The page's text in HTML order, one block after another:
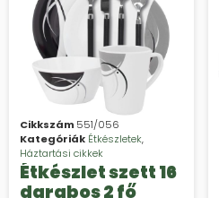
Cikkszám 551/056
Kategóriák Étkészletek,
Háztartási cikkek
Étkészlet szett 16
darabos 2 fő